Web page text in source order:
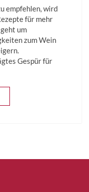
empfehlen, wird
für mehr
um
zum Wein
Gespür für